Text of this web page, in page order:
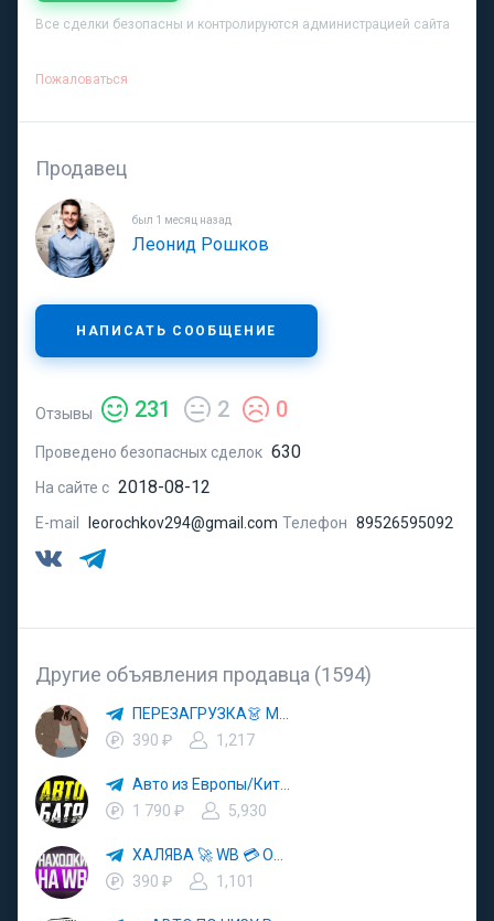
Все сделки безопасны и контролируются администрацией сайта
Пожаловаться
Продавец
был 1 месяц назад
Леонид Рошков
НАПИСАТЬ СООБЩЕНИЕ
Отзывы 231 2 0
Проведено безопасных сделок 630
На сайте с 2018-08-12
E-mail leorochkov294@gmail.com Телефон 89526595092
Другие объявления продавца (1594)
390 ₽
1,217
1 790 ₽
5,930
390 ₽
1,101